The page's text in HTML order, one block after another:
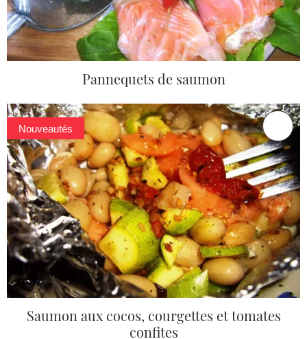
Pannequets de saumon
Nouveautés
Saumon aux cocos, courgettes et tomates
confites